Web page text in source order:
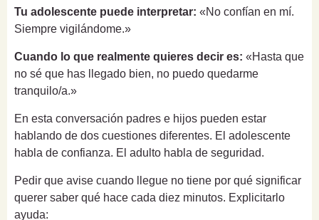
Tu adolescente puede interpretar: «No confían en mí.
Siempre vigilándome.»
Cuando lo que realmente quieres decir es: «Hasta que
no sé que has llegado bien, no puedo quedarme
tranquilo/a.»
En esta conversación padres e hijos pueden estar
hablando de dos cuestiones diferentes. El adolescente
habla de confianza. El adulto habla de seguridad.
Pedir que avise cuando llegue no tiene por qué significar
querer saber qué hace cada diez minutos. Explicitarlo
ayuda: